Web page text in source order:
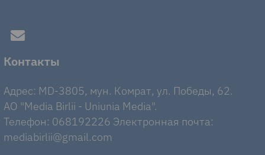
Контакты
Адрес: MD-3805, мун. Комрат, ул. Победы, 62.
AO "Media Birlii - Uniunia Media".
Телефон: 068192226 Электронная почта:
mediabirlii@gmail.com